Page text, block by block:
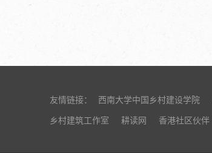
友情链接： 西南大学中国乡村建设学院
乡村建筑工作室 耕读网 香港社区伙伴